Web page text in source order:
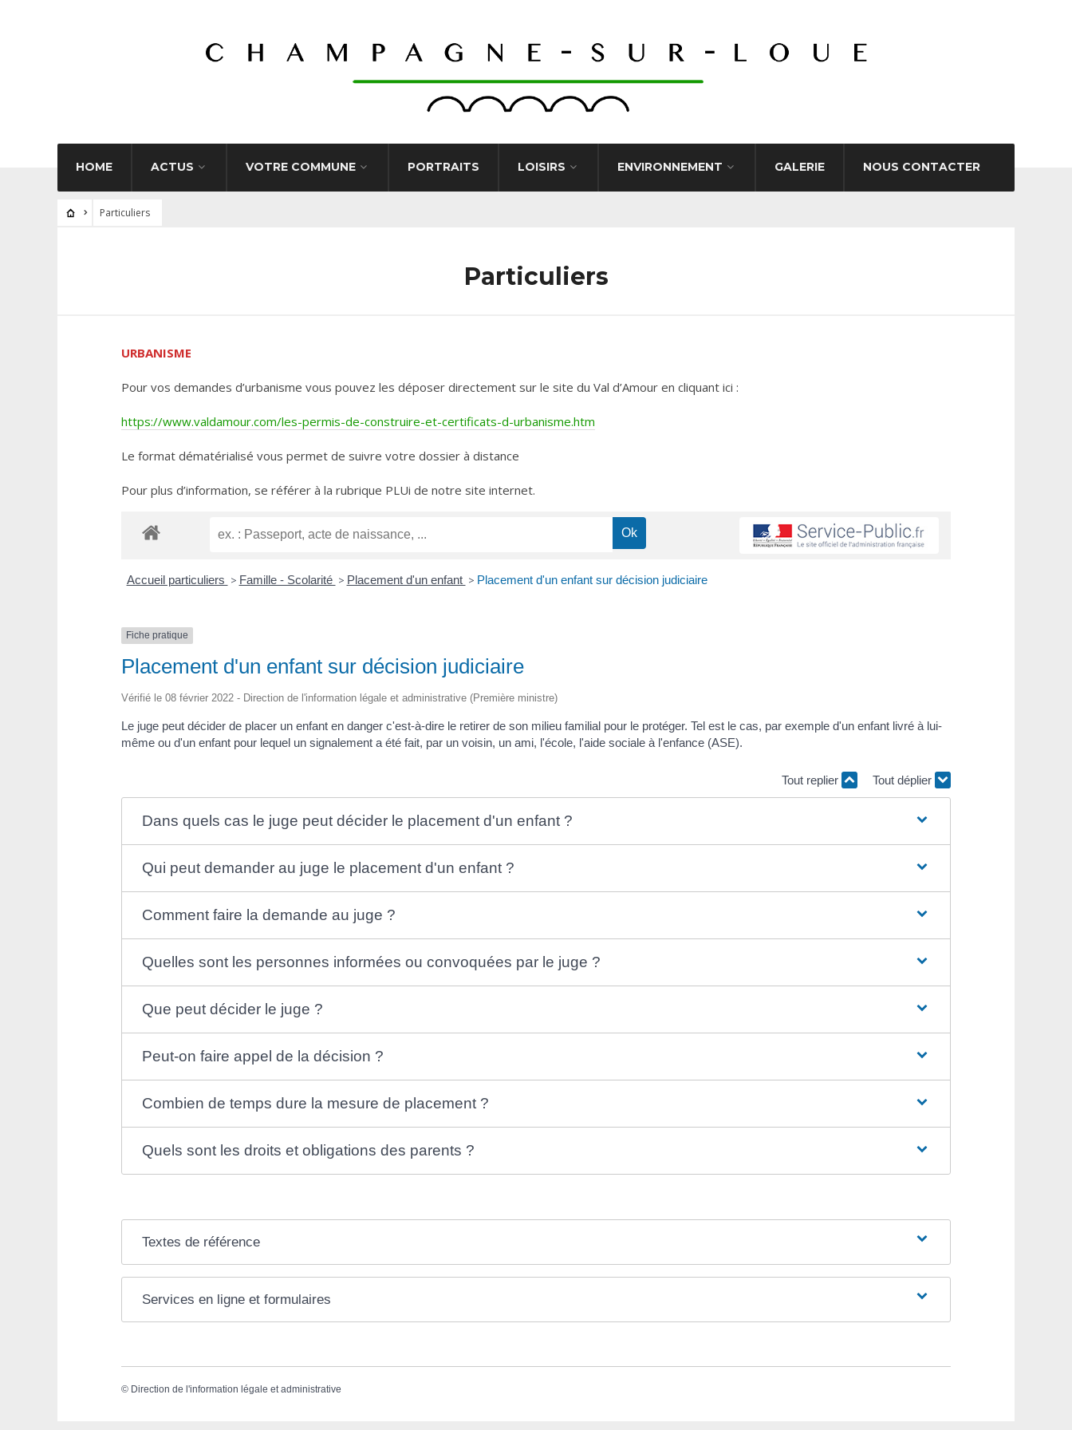
HOME ACTUS VOTRE COMMUNE PORTRAITS LOISIRS ENVIRONNEMENT GALERIE NOUS CONTACTER
Particuliers
Particuliers
URBANISME
Pour vos demandes d’urbanisme vous pouvez les déposer directement sur le site du Val d’Amour en cliquant ici :
https://www.valdamour.com/les-permis-de-construire-et-certificats-d-urbanisme.htm
Le format dématérialisé vous permet de suivre votre dossier à distance
Pour plus d’information, se référer à la rubrique PLUi de notre site internet.
Accueil particuliers > Famille - Scolarité > Placement d'un enfant > Placement d'un enfant sur décision judiciaire
Fiche pratique
Placement d'un enfant sur décision judiciaire
Vérifié le 08 février 2022 - Direction de l'information légale et administrative (Première ministre)
Le juge peut décider de placer un enfant en danger c'est-à-dire le retirer de son milieu familial pour le protéger. Tel est le cas, par exemple d'un enfant livré à lui-
même ou d'un enfant pour lequel un signalement a été fait, par un voisin, un ami, l'école, l'aide sociale à l'enfance (ASE).
Tout replier Tout déplier
Dans quels cas le juge peut décider le placement d'un enfant ?
Qui peut demander au juge le placement d'un enfant ?
Comment faire la demande au juge ?
Quelles sont les personnes informées ou convoquées par le juge ?
Que peut décider le juge ?
Peut-on faire appel de la décision ?
Combien de temps dure la mesure de placement ?
Quels sont les droits et obligations des parents ?
Textes de référence
Services en ligne et formulaires
© Direction de l'information légale et administrative